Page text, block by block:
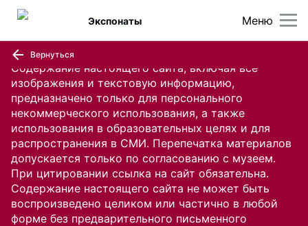
Содержание настоящего сайта, включая все
изображения и текстовую информацию,
предназначено только для персонального
некоммерческого использования, а также
использования в образовательных целях и для
распространения в СМИ. Перепечатка материалов
допускается только по согласованию с музеем.
При цитировании ссылка на сайт обязательна.
Содержание настоящего сайта не может быть
воспроизведено целиком или частично в любой
форме без предварительного письменного
Меню
Экспонаты
Вернуться